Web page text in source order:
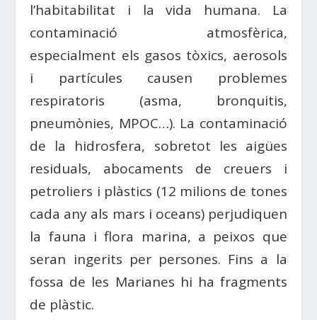
l’habitabilitat i la vida humana. La
contaminació atmosfèrica,
especialment els gasos tòxics, aerosols
i partícules causen problemes
respiratoris (asma, bronquitis,
pneumònies, MPOC…). La contaminació
de la hidrosfera, sobretot les aigües
residuals, abocaments de creuers i
petroliers i plàstics (12 milions de tones
cada any als mars i oceans) perjudiquen
la fauna i flora marina, a peixos que
seran ingerits per persones. Fins a la
fossa de les Marianes hi ha fragments
de plàstic.